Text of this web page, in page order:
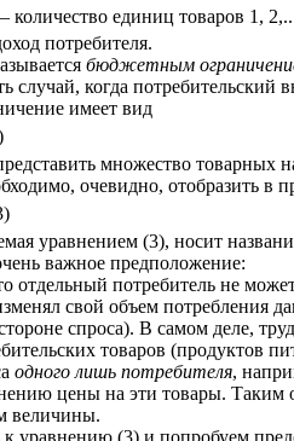
количество единиц товаров 1,
потребителя.
бюджетным
случай, когда
имеет вид
множество товарных
очевидно, отобразить в
уравнением (3), носит
важное предположение:
отдельный потребитель не
свой объем потребления
спроса). В самом деле,
товаров (продуктов
одного лишь потребителя,
цены на эти товары. Таким
величины.